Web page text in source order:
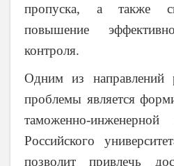
пропуска, а также
повышение
контроля.
Одним из направлений
проблемы является
таможенно-
Российского
позволит привлечь